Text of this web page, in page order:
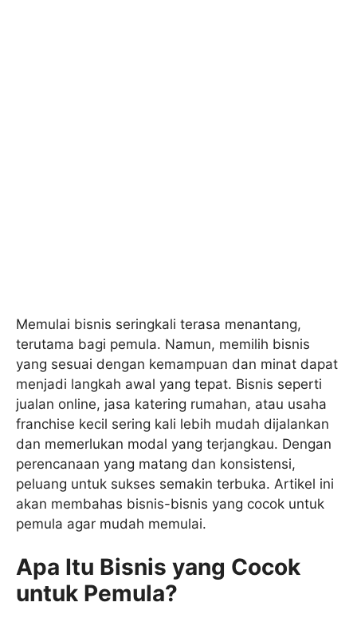
Memulai bisnis seringkali terasa menantang,
terutama bagi pemula. Namun, memilih bisnis
yang sesuai dengan kemampuan dan minat dapat
menjadi langkah awal yang tepat. Bisnis seperti
jualan online, jasa katering rumahan, atau usaha
franchise kecil sering kali lebih mudah dijalankan
dan memerlukan modal yang terjangkau. Dengan
perencanaan yang matang dan konsistensi,
peluang untuk sukses semakin terbuka. Artikel ini
akan membahas bisnis-bisnis yang cocok untuk
pemula agar mudah memulai.
Apa Itu Bisnis yang Cocok
untuk Pemula?